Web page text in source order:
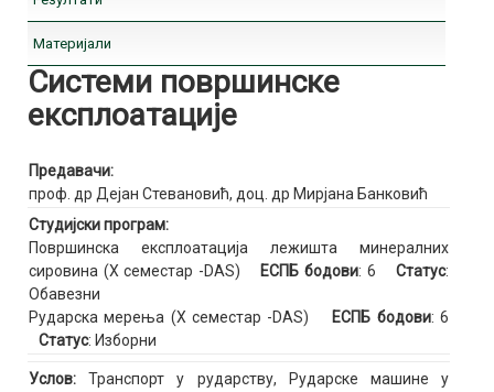
Материјали
Системи површинске
експлоатације
Предавачи:
проф. др Дејан Стевановић, доц. др Мирјана Банковић
Студијски програм:
Површинска експлоатација лежишта минералних
сировина (X семестар -DAS)
ЕСПБ бодови: 6Статус:
Обавезни
Рударска мерења (X семестар -DAS)
ЕСПБ бодови: 6
Статус: Изборни
Услов:Транспорт у рударству, Рударске машине у